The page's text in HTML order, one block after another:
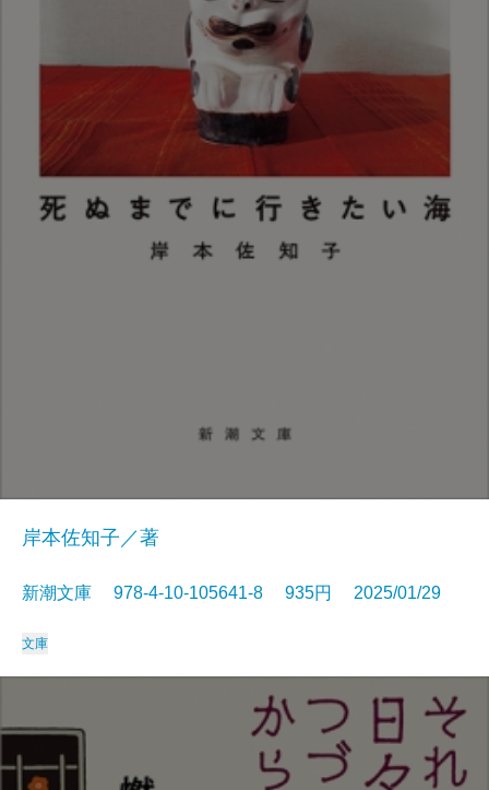
岸本佐知子／著
新潮文庫 978-4-10-105641-8 935円 2025/01/29
文庫